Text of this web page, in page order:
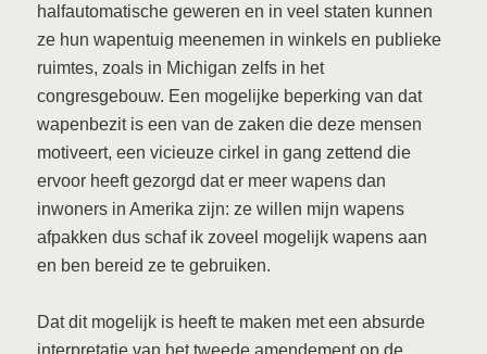
halfautomatische geweren en in veel staten kunnen
ze hun wapentuig meenemen in winkels en publieke
ruimtes, zoals in Michigan zelfs in het
congresgebouw. Een mogelijke beperking van dat
wapenbezit is een van de zaken die deze mensen
motiveert, een vicieuze cirkel in gang zettend die
ervoor heeft gezorgd dat er meer wapens dan
inwoners in Amerika zijn: ze willen mijn wapens
afpakken dus schaf ik zoveel mogelijk wapens aan
en ben bereid ze te gebruiken.
Dat dit mogelijk is heeft te maken met een absurde
interpretatie van het tweede amendement op de